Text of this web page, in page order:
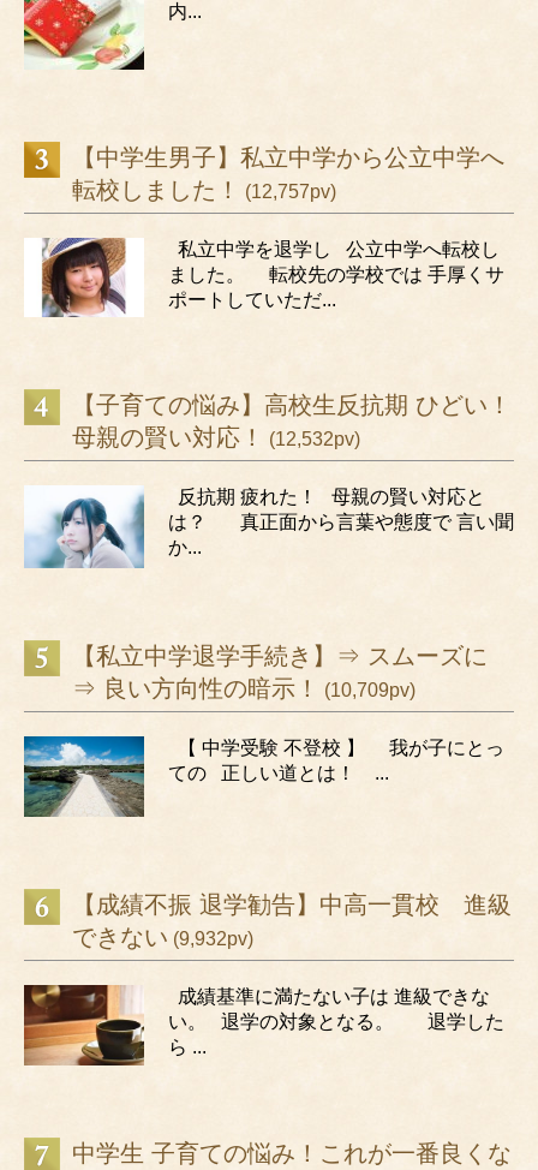
内...
【中学生男子】私立中学から公立中学へ
転校しました！
(12,757pv)
私立中学を退学し 公立中学へ転校し
ました。 転校先の学校では 手厚くサ
ポートしていただ...
【子育ての悩み】高校生反抗期 ひどい！
母親の賢い対応！
(12,532pv)
反抗期 疲れた！ 母親の賢い対応と
は？ 真正面から言葉や態度で 言い聞
か...
【私立中学退学手続き】⇒ スムーズに
⇒ 良い方向性の暗示！
(10,709pv)
【 中学受験 不登校 】 我が子にとっ
ての 正しい道とは！ ...
【成績不振 退学勧告】中高一貫校 進級
できない (9,932pv)
成績基準に満たない子は 進級できな
い。 退学の対象となる。 退学した
ら ...
中学生 子育ての悩み！これが一番良くな